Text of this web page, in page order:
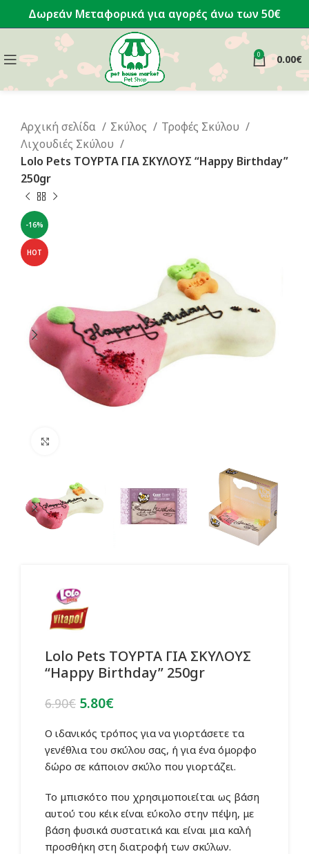
Δωρεάν Μεταφορικά για αγορές άνω των 50€
0 0.00€
Αρχική σελίδα Σκύλος
Τροφές Σκύλου
Λιχουδιές Σκύλου
Lolo Pets ΤΟΥΡΤΑ ΓΙΑ ΣΚΥΛΟΥΣ “Happy Birthday”
250gr
-16%
HOT
Lolo Pets ΤΟΥΡΤΑ ΓΙΑ ΣΚΥΛΟΥΣ
“Happy Birthday” 250gr
6.90€ Original
was:
6.90€.
5.80€Η
τιμή
είναι:
5.80€.
Ο ιδανικός τρόπος για να γιορτάσετε τα
γενέθλια του σκύλου σας, ή για ένα όμορφο
δώρο σε κάποιον σκύλο που γιορτάζει.
Το μπισκότο που χρησιμοποιείται ως βάση
αυτού του κέικ είναι εύκολο στην πέψη, με
βάση φυσικά συστατικά και είναι μια καλή
προσθήκη στη διατροφή των σκύλων.